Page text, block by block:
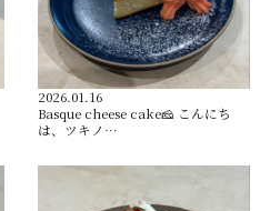
2026.01.16
Basque cheese cake🧀 こんにち
は、ツキノ…